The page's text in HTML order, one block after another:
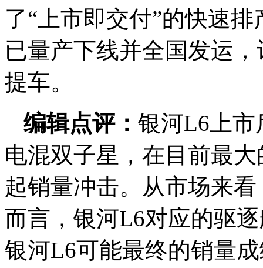
了“上市即交付”的快速
已量产下线并全国发运
提车。
编辑点评： 银河L6上市
电混双子星，在目前最
起销量冲击。从市场来
而言，银河L6对应的驱
银河L6可能最终的销量